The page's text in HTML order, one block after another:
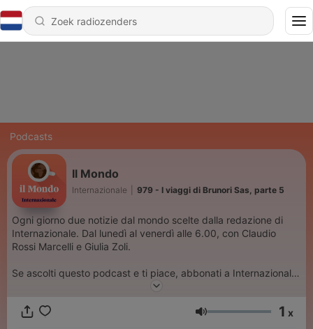
Podcasts
Il Mondo
Internazionale 979 - I viaggi di Brunori Sas, parte 5
Ogni giorno due notizie dal mondo scelte dalla redazione di
Internazionale. Dal lunedì al venerdì alle 6.00, con Claudio
Rossi Marcelli e Giulia Zoli.
Se ascolti questo podcast e ti piace, abbonati a Internazionale.
È un modo concreto per sostenerci e per aiutarci a garantire
internazionale.it/abbonati
Volume 1 x